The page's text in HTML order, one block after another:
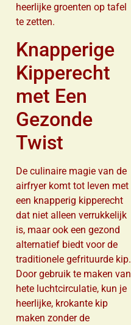
heerlijke groenten op tafel
te zetten.
Knapperige
Kipperecht
met Een
Gezonde
Twist
De culinaire magie van de
airfryer komt tot leven met
een knapperig kipperecht
dat niet alleen verrukkelijk
is, maar ook een gezond
alternatief biedt voor de
traditionele gefrituurde kip.
Door gebruik te maken van
hete luchtcirculatie, kun je
heerlijke, krokante kip
maken zonder de